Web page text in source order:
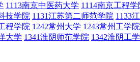
1113南京中医药大学 1114南京工程学
技学院 1131江苏第二师范学院 1133
程学院 1242常州大学 1243常州工学院
大学 1341淮阴师范学院 1342淮阴工